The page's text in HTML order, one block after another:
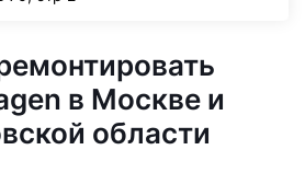
в Москве и
области